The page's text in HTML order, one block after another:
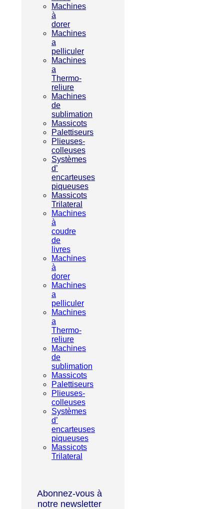
Machines
à
dorer
Machines
a
pelliculer
Machines
a
Thermo-
reliure
Machines
de
sublimation
Massicots
Palettiseurs
Plieuses-
colleuses
Systèmes
d’
encarteuses
piqueuses
Massicots
Trilateral
Machines
à
coudre
de
livres
Machines
à
dorer
Machines
a
pelliculer
Machines
a
Thermo-
reliure
Machines
de
sublimation
Massicots
Palettiseurs
Plieuses-
colleuses
Systèmes
d’
encarteuses
piqueuses
Massicots
Trilateral
Abonnez-vous à
notre newsletter